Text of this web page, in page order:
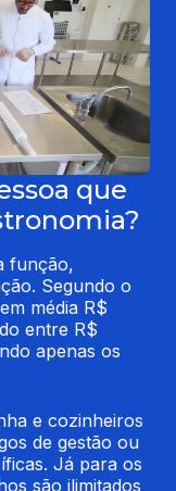
que
função,
média R$
entre R$
apenas os
e cozinheiros
de gestão ou
Já para os
são ilimitados